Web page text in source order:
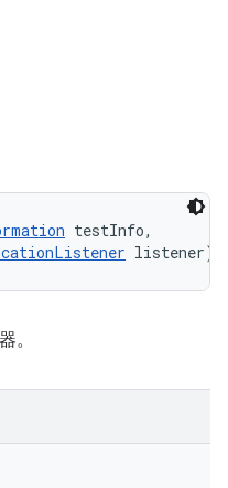
testInfo,
listener)
。